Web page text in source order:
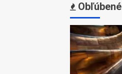
Obľúbené